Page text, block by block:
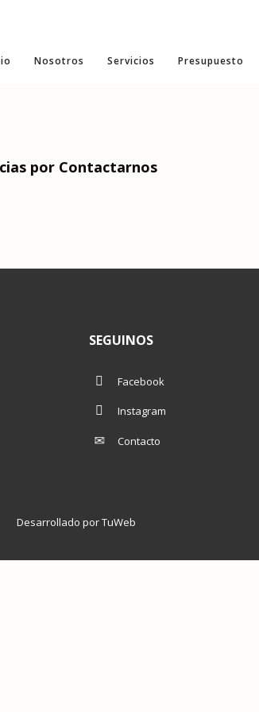
Nosotros Servicios Presupuesto
por Contactarnos
SEGUINOS
Facebook
Instagram
Contacto
Desarrollado por TuWeb